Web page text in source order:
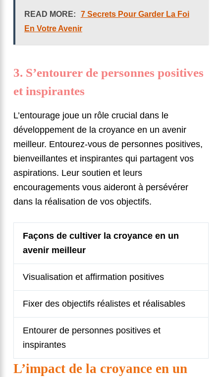
READ MORE:
7 Secrets Pour Garder La Foi
En Votre Avenir
3. S’entourer de personnes positives
et inspirantes
L’entourage joue un rôle crucial dans le
développement de la croyance en un avenir
meilleur. Entourez-vous de personnes positives,
bienveillantes et inspirantes qui partagent vos
aspirations. Leur soutien et leurs
encouragements vous aideront à persévérer
dans la réalisation de vos objectifs.
Façons de cultiver la croyance en un
avenir meilleur
Visualisation et affirmation positives
Fixer des objectifs réalistes et réalisables
Entourer de personnes positives et
inspirantes
L’impact de la croyance en un